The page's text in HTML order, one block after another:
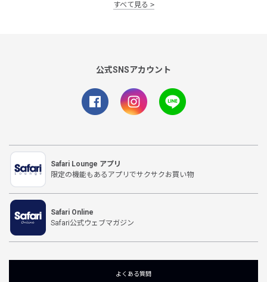
すべて見る
公式SNSアカウント
Safari Lounge アプリ
限定の機能もあるアプリでサクサクお買い物
Safari Online
Safari公式ウェブマガジン
よくある質問